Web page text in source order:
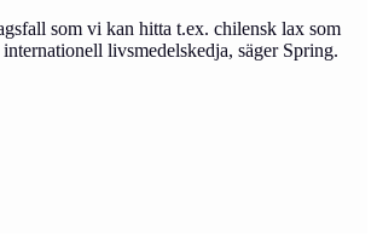
som vi kan hitta t.ex. chilensk lax som
livsmedelskedja, säger Spring.